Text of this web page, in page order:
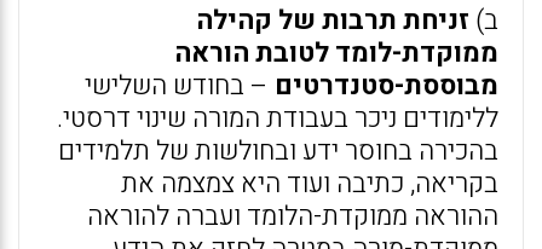
ב) זניחת תרבות של קהילה
ממוקדת-לומד לטובת הוראה
מבוססת-סטנדרטים – בחודש השלישי
ללימודים ניכר בעבודת המורה שינוי דרסטי.
בהכירה בחוסר ידע ובחולשות של תלמידים
בקריאה, כתיבה ועוד היא צמצמה את
ההוראה ממוקדת-הלומד ועברה להוראה